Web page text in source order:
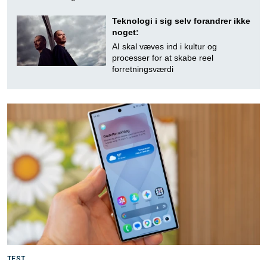
Teknologi i sig selv forandrer ikke
noget:
AI skal væves ind i kultur og
processer for at skabe reel
forretningsværdi